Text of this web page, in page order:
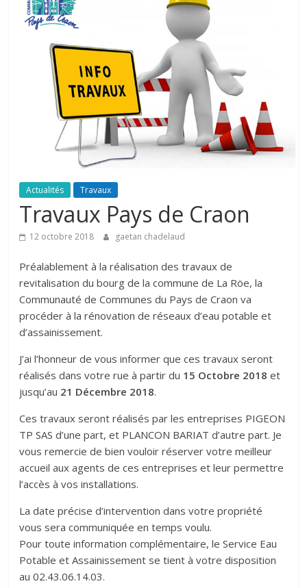
Actualités Travaux
Travaux Pays de Craon
12 octobre 2018 gaetan chadelaud
Préalablement à la réalisation des travaux de
revitalisation du bourg de la commune de La Röe, la
Communauté de Communes du Pays de Craon va
procéder à la rénovation de réseaux d’eau potable et
d’assainissement.
J’ai l’honneur de vous informer que ces travaux seront
réalisés dans votre rue à partir du 15 Octobre 2018 et
jusqu’au 21 Décembre 2018.
Ces travaux seront réalisés par les entreprises PIGEON
TP SAS d’une part, et PLANCON BARIAT d’autre part. Je
vous remercie de bien vouloir réserver votre meilleur
accueil aux agents de ces entreprises et leur permettre
l’accès à vos installations.
La date précise d’intervention dans votre propriété
vous sera communiquée en temps voulu.
Pour toute information complémentaire, le Service Eau
Potable et Assainissement se tient à votre disposition
au 02.43.06.14.03.